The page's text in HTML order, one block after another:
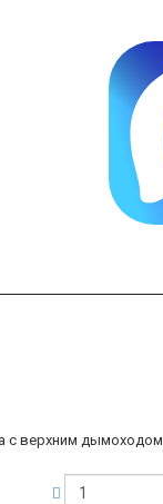
с верхним дымоходом